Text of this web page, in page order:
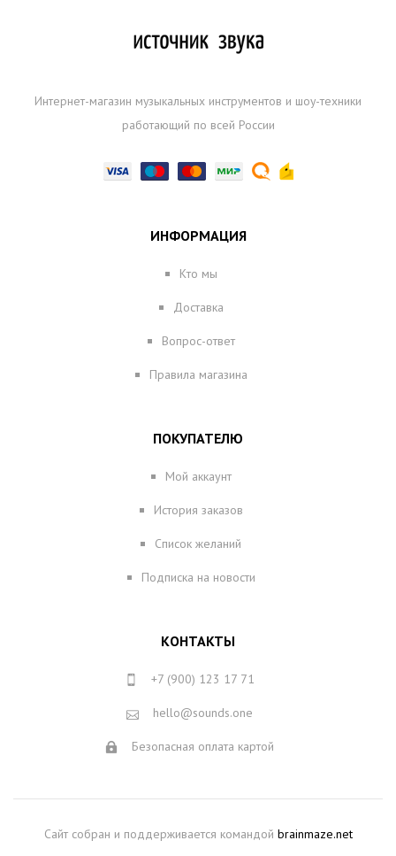
Интернет-магазин музыкальных инструментов и шоу-техники
работающий по всей России
ИНФОРМАЦИЯ
Кто мы
Доставка
Вопрос-ответ
Правила магазина
ПОКУПАТЕЛЮ
Мой аккаунт
История заказов
Список желаний
Подписка на новости
КОНТАКТЫ
+7 (900) 123 17 71
hello@sounds.one
Безопасная оплата картой
Сайт собран и поддерживается командой brainmaze.net